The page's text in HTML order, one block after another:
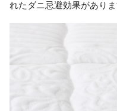
れたダニ忌避効果がありま